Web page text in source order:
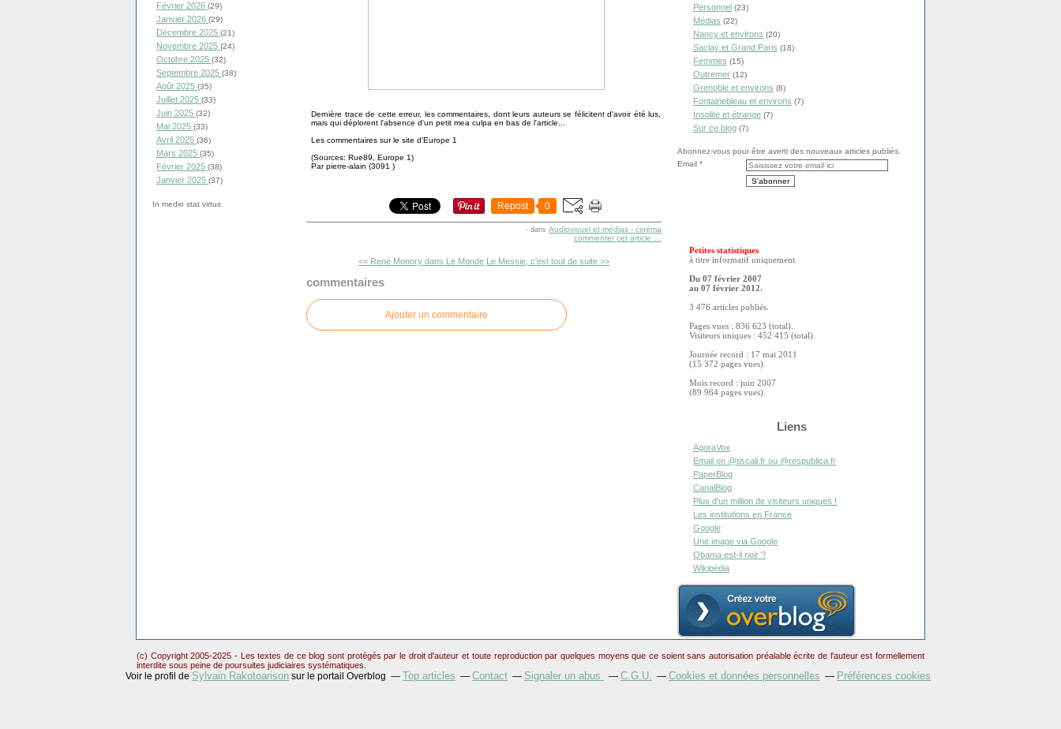
Février 2026 (29)
Janvier 2026 (29)
Décembre 2025 (21)
Novembre 2025 (24)
Octobre 2025 (32)
Septembre 2025 (38)
Août 2025 (35)
Juillet 2025 (33)
Juin 2025 (32)
Mai 2025 (33)
Avril 2025 (36)
Mars 2025 (35)
Février 2025 (38)
Janvier 2025 (37)
In medio stat virtus.
Dernière trace de cette erreur, les commentaires, dont leurs auteurs se félicitent d'avoir été lus,
mais qui déplorent l'absence d'un petit mea culpa en bas de l'article...
Les commentaires sur le site d'Europe 1
(Sources: Rue89, Europe 1)
Par pierre-alain (3091 )
Repost 0
- dans Audiovisuel et médias - cinéma
commenter cet article
<< René Monory dans Le Monde Le Messie, c'est tout de suite >>
commentaires
Ajouter un commentaire
Personnel (23)
Médias (22)
Nancy et environs (20)
Saclay et Grand Paris (18)
Femmes (15)
Outremer (12)
Grenoble et environs (8)
Fontainebleau et environs (7)
Insolite et étrange (7)
Sur ce blog (7)
Abonnez-vous pour être averti des nouveaux articles publiés.
Email
Petites statistiques
à titre informatif uniquement.
Du 07 février 2007
au 07 février 2012.
3 476 articles publiés.
Pages vues : 836 623 (total).
Visiteurs uniques : 452 415 (total).
Journée record : 17 mai 2011
(15 372 pages vues).
Mois record : juin 2007
(89 964 pages vues).
Liens
AgoraVox
Email en @tiscali.fr ou @respublica.fr
PaperBlog
CanalBlog
Plus d'un million de visiteurs uniques !
Les institutions en France
Google
Une image via Google
Obama est-il noir ?
Wikipédia
(c) Copyright 2005-2025 - Les textes de ce blog sont protégés par le droit d'auteur et toute reproduction par quelques moyens que ce soient sans autorisation préalable écrite de l'auteur est formellement
interdite sous peine de poursuites judiciaires systématiques.
Voir le profil de Sylvain Rakotoarison sur le portail Overblog Top articles Contact Signaler un abus C.G.U. Cookies et données personnelles Préférences cookies